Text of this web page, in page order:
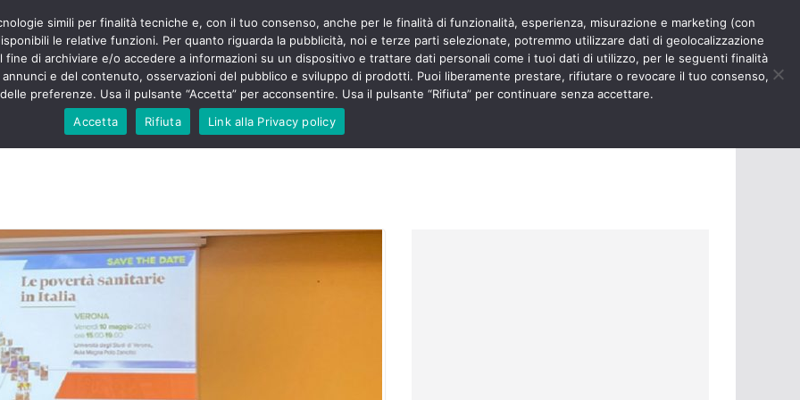
sono
senza
aggressioni
“tagli e
proclamato lo
Up contro
e
Up:
anche
POLITICA STUDENTI SALUTE COMUNICATI CURIOSITÀ NURSE TIMES
simili per finalità tecniche e, con il tuo consenso, anche per le finalità di funzionalità, esperienza, misurazione e marketing (con
le relative funzioni. Per quanto riguarda la pubblicità, noi e terze parti selezionate, potremmo utilizzare dati di geolocalizzazione
fine di archiviare e/o accedere a informazioni su un dispositivo e trattare dati personali come i tuoi dati di utilizzo, per le seguenti finalità
e del contenuto, osservazioni del pubblico e sviluppo di prodotti. Puoi liberamente prestare, rifiutare o revocare il tuo consenso,
preferenze. Usa il pulsante “Accetta” per acconsentire. Usa il pulsante “Rifiuta” per continuare senza accettare.
Accetta
Rifiuta Link alla Privacy policy